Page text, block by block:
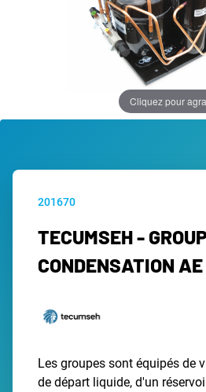
Cliquez pour
201670
TECUMSEH -
CONDENSATION
Les groupes sont équipés de
de départ liquide, d'un